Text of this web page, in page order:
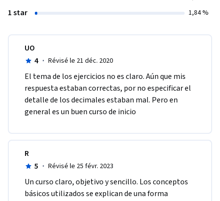
1 star 1,84 %
UO
4 · Révisé le 21 déc. 2020
El tema de los ejercicios no es claro. Aún que mis
respuesta estaban correctas, por no especificar el
detalle de los decimales estaban mal. Pero en
general es un buen curso de inicio
R
5 · Révisé le 25 févr. 2023
Un curso claro, objetivo y sencillo. Los conceptos
básicos utilizados se explican de una forma